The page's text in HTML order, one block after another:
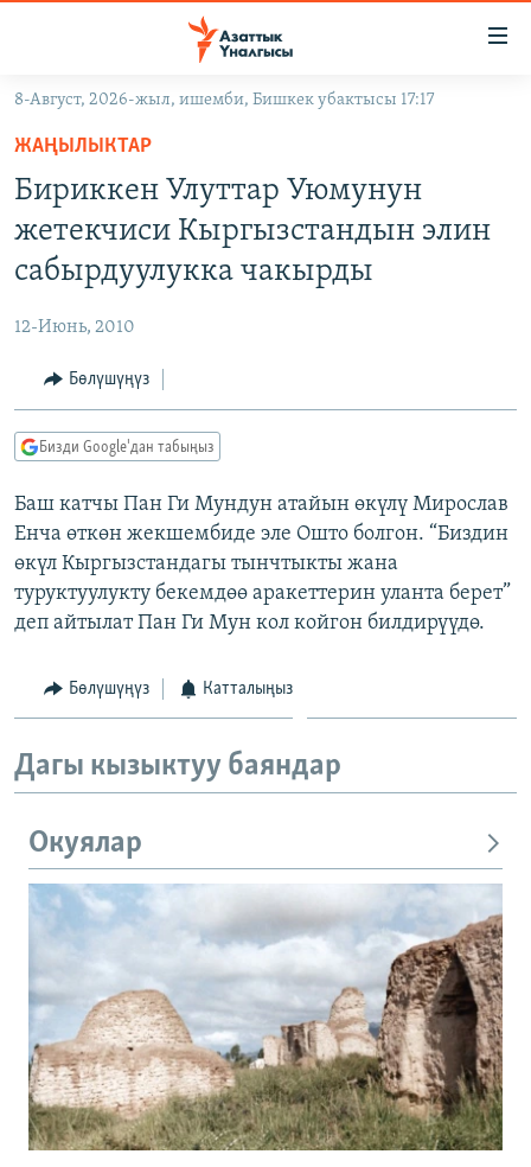
Навигацияга
өтүңүз
Издөөгө
салыңызКЫРГЫЗСТАН
САЯСАТ
МАДАНИЯТ
ДҮЙНӨ
ДҮЙНӨ
УКРАИНА
ТВ ПРОГРАММАЛАР
БҮГҮН АЗАТТЫКТА
ДАНИСТЕ
ЭЖЕ-СИҢДИЛЕР
АЗАТТЫК+
ПОДКАСТ
ОНЛАЙН ШЕРИНЕ
ЭЕ/АРнун бардык сайттары
8-Август, 2026-жыл, ишемби, Бишкек убактысы 17:17
ЖАҢЫЛЫКТАР
Бириккен Улуттар Уюмунун
жетекчиси Кыргызстандын элин
сабырдуулукка чакырды
12-Июнь, 2010
Бөлүшүңүз
Бизди Google'дан табыңыз
Баш катчы Пан Ги Мундун атайын өкүлү Мирослав
Енча өткөн жекшембиде эле Ошто болгон. “Биздин
өкүл Кыргызстандагы тынчтыкты жана
туруктуулукту бекемдөө аракеттерин уланта берет”
деп айтылат Пан Ги Мун кол койгон билдирүүдө.
Бөлүшүңүз Катталыңыз
Дагы кызыктуу баяндар
Окуялар